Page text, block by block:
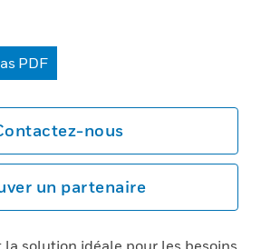
PDF
nous
un partenaire
la solution idéale pour les besoins